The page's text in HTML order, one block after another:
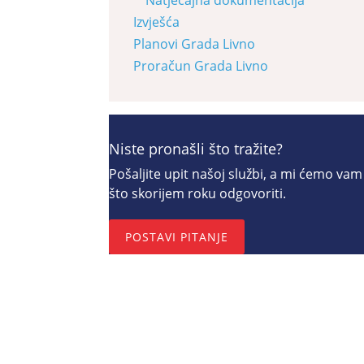
Izvješća
Planovi Grada Livno
Proračun Grada Livno
Niste pronašli što tražite?
Pošaljite upit našoj službi, a mi ćemo
što skorijem roku odgovoriti.
POSTAVI PITANJE